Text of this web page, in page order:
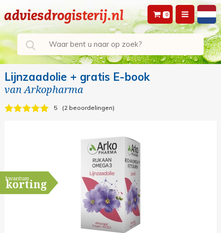
0
Lijnzaadolie + gratis E-book
vanArkopharma
5 2 beoordelingen
kwantum
korting